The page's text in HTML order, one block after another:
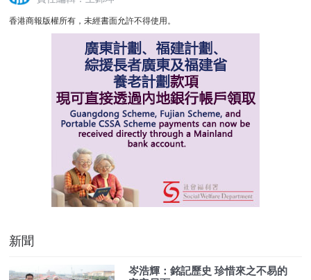
香港商報版權所有，未經書面允許不得使用。
新聞
岑浩輝：銘記歷史 珍惜來之不易的